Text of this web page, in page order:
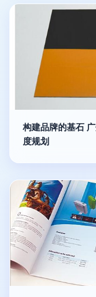
构建品牌的基石
度规划